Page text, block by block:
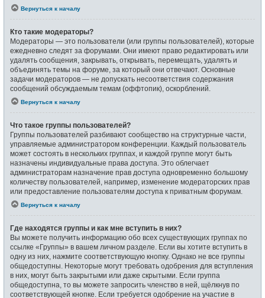
Вернуться к началу
Кто такие модераторы?
Модераторы — это пользователи (или группы пользователей), которые
ежедневно следят за форумами. Они имеют право редактировать или
удалять сообщения, закрывать, открывать, перемещать, удалять и
объединять темы на форуме, за который они отвечают. Основные
задачи модераторов — не допускать несоответствия содержания
сообщений обсуждаемым темам (оффтопик), оскорблений.
Вернуться к началу
Что такое группы пользователей?
Группы пользователей разбивают сообщество на структурные части,
управляемые администратором конференции. Каждый пользователь
может состоять в нескольких группах, и каждой группе могут быть
назначены индивидуальные права доступа. Это облегчает
администраторам назначение прав доступа одновременно большому
количеству пользователей, например, изменение модераторских прав
или предоставление пользователям доступа к приватным форумам.
Вернуться к началу
Где находятся группы и как мне вступить в них?
Вы можете получить информацию обо всех существующих группах по
ссылке «Группы» в вашем личном разделе. Если вы хотите вступить в
одну из них, нажмите соответствующую кнопку. Однако не все группы
общедоступны. Некоторые могут требовать одобрения для вступления
в них, могут быть закрытыми или даже скрытыми. Если группа
общедоступна, то вы можете запросить членство в ней, щёлкнув по
соответствующей кнопке. Если требуется одобрение на участие в